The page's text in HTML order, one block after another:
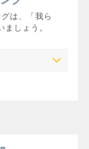
は、「我ら
しょう。